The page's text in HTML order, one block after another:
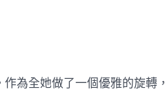
為全她做了一個優雅的旋轉，